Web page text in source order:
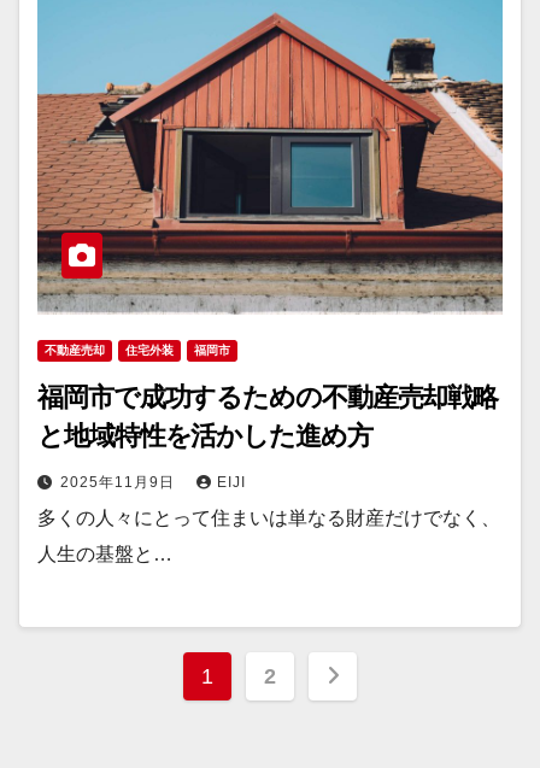
不動産売却 住宅外装 福岡市
福岡市で成功するための不動産売却戦略
と地域特性を活かした進め方
2025年11月9日 EIJI
多くの人々にとって住まいは単なる財産だけでなく、
人生の基盤と…
投
1 2